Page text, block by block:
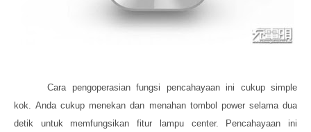
Cara pengoperasian fungsi pencahayaan ini cukup simple
kok.Andacukup menekan dan menahan tombol power selama dua
detik untuk memfungsikan fitur lampu center. Pencahayaan ini